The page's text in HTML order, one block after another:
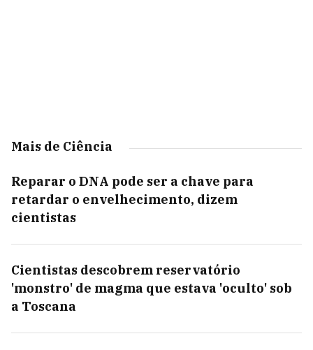
Mais de Ciência
Reparar o DNA pode ser a chave para
retardar o envelhecimento, dizem
cientistas
Cientistas descobrem reservatório
'monstro' de magma que estava 'oculto' sob
a Toscana